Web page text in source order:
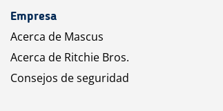
Empresa
Acerca de Mascus
Acerca de Ritchie Bros.
Consejos de seguridad